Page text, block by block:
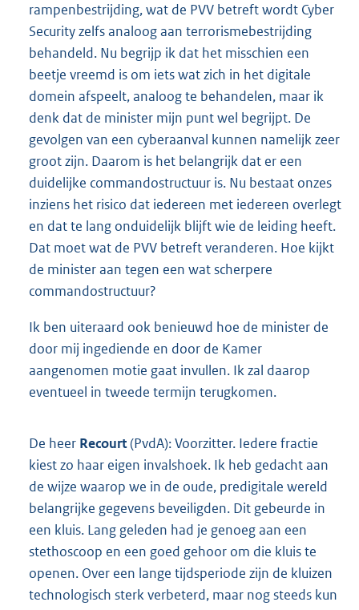
rampenbestrijding, wat de PVV betreft wordt Cyber
Security zelfs analoog aan terrorismebestrijding
behandeld. Nu begrijp ik dat het misschien een
beetje vreemd is om iets wat zich in het digitale
domein afspeelt, analoog te behandelen, maar ik
denk dat de minister mijn punt wel begrijpt. De
gevolgen van een cyberaanval kunnen namelijk zeer
groot zijn. Daarom is het belangrijk dat er een
duidelijke commandostructuur is. Nu bestaat onzes
inziens het risico dat iedereen met iedereen overlegt
en dat te lang onduidelijk blijft wie de leiding heeft.
Dat moet wat de PVV betreft veranderen. Hoe kijkt
de minister aan tegen een wat scherpere
commandostructuur?
Ik ben uiteraard ook benieuwd hoe de minister de
door mij ingediende en door de Kamer
aangenomen motie gaat invullen. Ik zal daarop
eventueel in tweede termijn terugkomen.
De heer Recourt(PvdA): Voorzitter. Iedere fractie
kiest zo haar eigen invalshoek. Ik heb gedacht aan
de wijze waarop we in de oude, predigitale wereld
belangrijke gegevens beveiligden. Dit gebeurde in
een kluis. Lang geleden had je genoeg aan een
stethoscoop en een goed gehoor om die kluis te
openen. Over een lange tijdsperiode zijn de kluizen
technologisch sterk verbeterd, maar nog steeds kun